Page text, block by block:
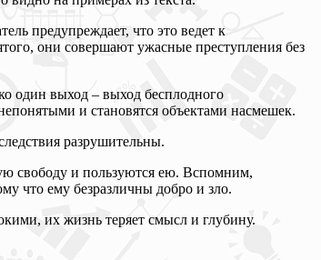
предупреждает, что это ведет к
они совершают ужасные преступления без
один выход – выход бесплодного
и становятся объектами насмешек.
разрушительны.
свободу и пользуются ею. Вспомним,
что ему безразличны добро и зло.
их жизнь теряет смысл и глубину.